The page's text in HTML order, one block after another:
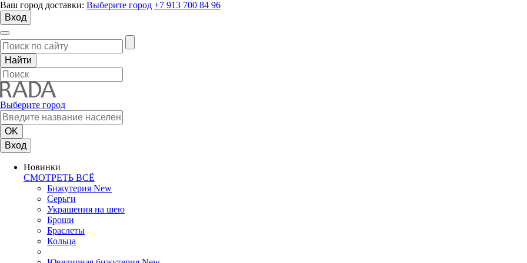
Ваш город доставки: Выберите город +7 913 700 84 96
Вход
Выберите город
Вход
Новинки
СМОТРЕТЬ ВСЁ
Бижутерия New
Серьги
Украшения на шею
Броши
Браслеты
Кольца